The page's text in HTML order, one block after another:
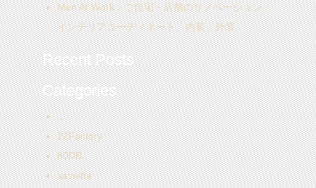
Men At Work：ご自宅・店舗のリノベーション、
インテリアコーディネート、内装、外装
Recent Posts
Categories
..
22Factory
80DB
assiette